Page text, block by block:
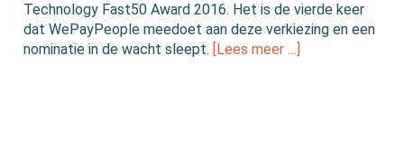
Technology Fast50 Award 2016. Het is de vierde keer
dat WePayPeople meedoet aan deze verkiezing en een
nominatie in de wacht sleept.
[Lees meer …]